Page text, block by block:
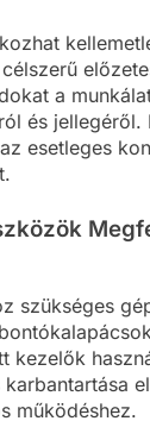
a
és jellegéről.
esetleges
szükséges
kezelők
karbantartása
működéshez.